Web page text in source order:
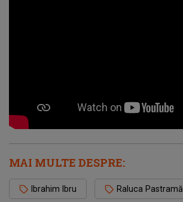
MAI MULTE DESPRE:
Ibrahim Ibru Raluca Pastramă